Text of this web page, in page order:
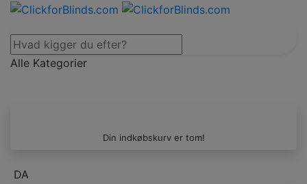
Alle Kategorier
Din indkøbskurv er tom!
DA